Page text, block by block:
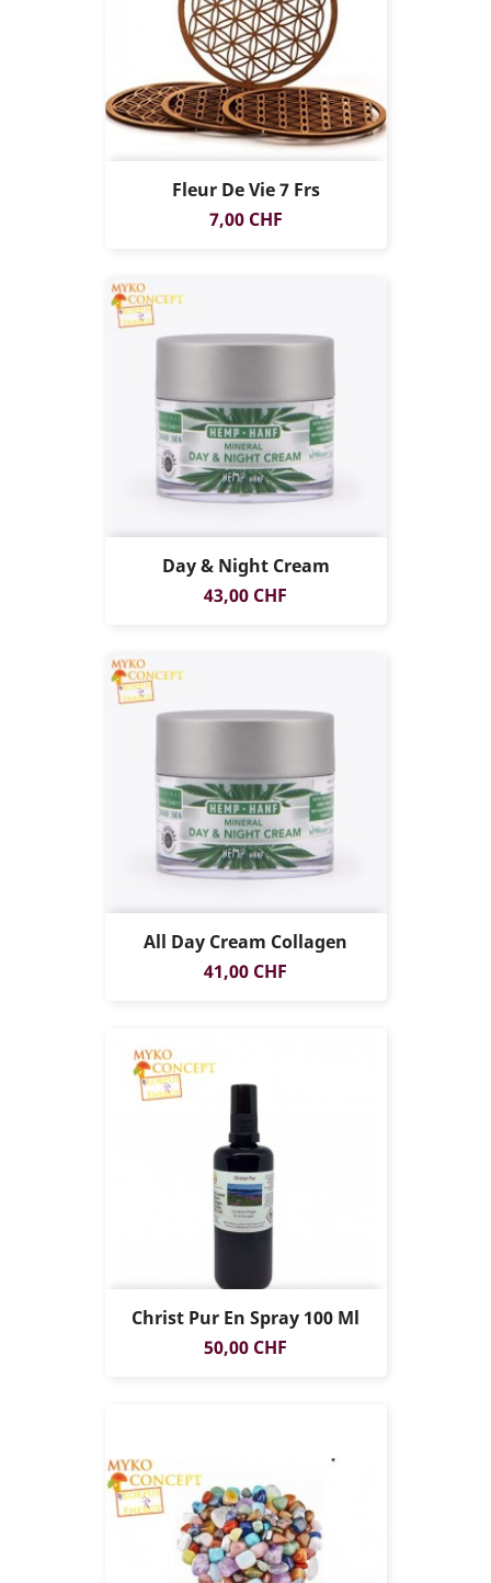
WEB !
Fleur De Vie 7 Frs
Prix
7,00 CHF
Day & Night Cream
Prix
43,00 CHF
All Day Cream Collagen
Prix
41,00 CHF
Christ Pur En Spray 100 Ml
Prix
50,00 CHF